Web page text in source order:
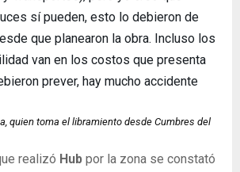
sí pueden, esto lo debieron de
que planearon la obra. Incluso los
van en los costos que presenta
prever, hay mucho accidente
quien toma el libramiento desde Cumbres del
realizó Hub por la zona se constató